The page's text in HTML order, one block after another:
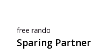
free rando
Sparing Partner